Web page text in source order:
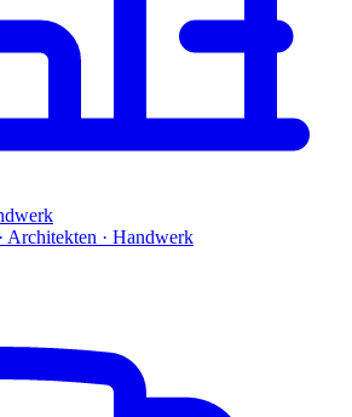
Architekten · Handwerk